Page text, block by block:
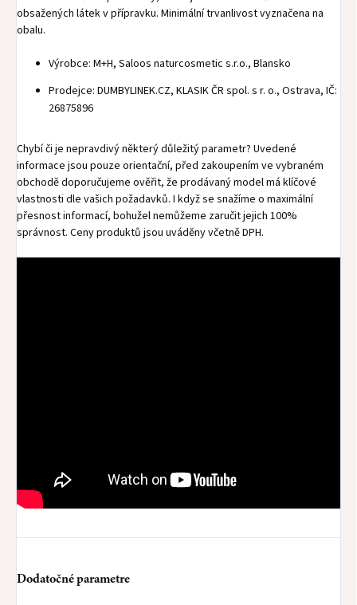
obsažených látek v přípravku. Minimální trvanlivost vyznačena na
obalu.
Výrobce: M+H, Saloos naturcosmetic s.r.o., Blansko
Prodejce: DUMBYLINEK.CZ, KLASIK ČR spol. s r. o., Ostrava, IČ:
26875896
Chybí či je nepravdivý některý důležitý parametr? Uvedené
informace jsou pouze orientační, před zakoupením ve vybraném
obchodě doporučujeme ověřit, že prodávaný model má klíčové
vlastnosti dle vašich požadavků. I když se snažíme o maximální
přesnost informací, bohužel nemůžeme zaručit jejich 100%
správnost. Ceny produktů jsou uváděny včetně DPH.
Dodatočné parametre